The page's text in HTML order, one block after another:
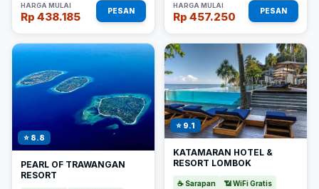
HARGA MULAI
Rp 438.185 PESAN
HARGA MULAI
Rp 457.250 PESAN
⭐ 8.8
PEARL OF TRAWANGAN
RESORT
⭐ 9.1
KATAMARAN HOTEL &
RESORT LOMBOK
☕ Sarapan 📶 WiFi Gratis